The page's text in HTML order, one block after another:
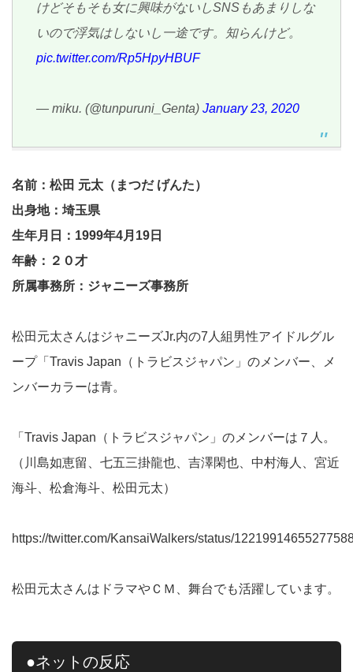
けどそもそも女に興味がないしSNSもあまりしな
いので浮気はしないし一途です。知らんけど。
pic.twitter.com/Rp5HpyHBUF
— miku. (@tunpuruni_Genta) January 23, 2020
名前：松田 元太（まつだ げんた）
出身地：埼玉県
生年月日：1999年4月19日
年齢：２０才
所属事務所：ジャニーズ事務所
松田元太さんはジャニーズJr.内の7人組男性アイドルグル
ープ「Travis Japan（トラビスジャパン」のメンバー、メ
ンバーカラーは青。
「Travis Japan（トラビスジャパン」のメンバーは７人。
（川島如恵留、七五三掛龍也、吉澤閑也、中村海人、宮近
海斗、松倉海斗、松田元太）
https://twitter.com/KansaiWalkers/status/
松田元太さんはドラマやＣＭ、舞台でも活躍しています。
●ネットの反応